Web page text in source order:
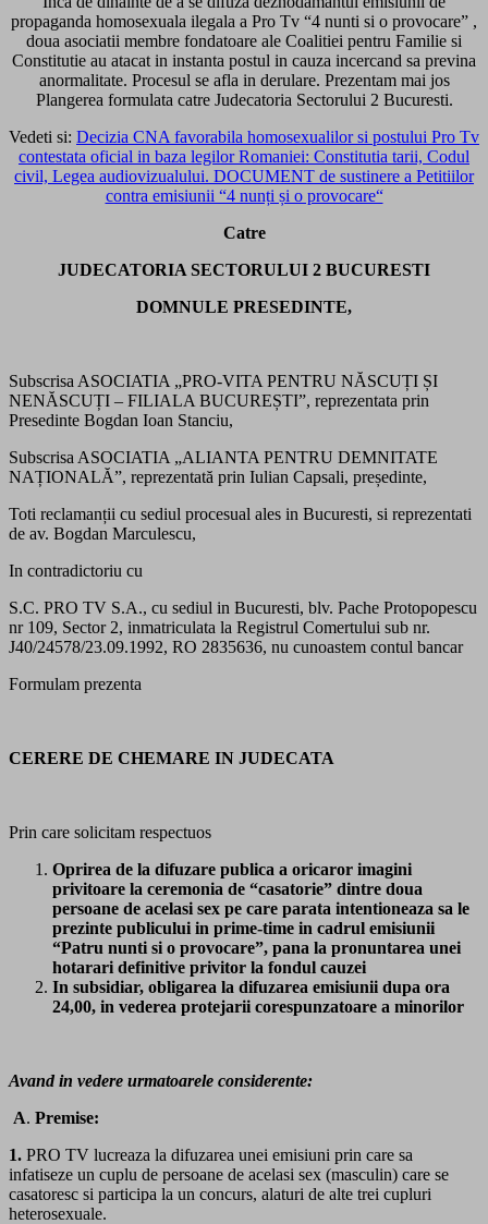
propaganda homosexuala ilegala a Pro Tv “4 nunti si o provocare” ,
doua asociatii membre fondatoare ale Coalitiei pentru Familie si
Constitutie au atacat in instanta postul in cauza incercand sa previna
anormalitate. Procesul se afla in derulare. Prezentam mai jos
Plangerea formulata catre Judecatoria Sectorului 2 Bucuresti.
Vedeti si: Decizia CNA favorabila homosexualilor si postului Pro Tv
contestata oficial in baza legilor Romaniei: Constitutia tarii, Codul
civil, Legea audiovizualului. DOCUMENT de sustinere a Petitiilor
contra emisiunii “4 nunți și o provocare“
Catre
JUDECATORIA SECTORULUI 2 BUCURESTI
DOMNULE PRESEDINTE,
Subscrisa ASOCIATIA „PRO-VITA PENTRU NĂSCUȚI ȘI
NENĂSCUȚI – FILIALA BUCUREȘTI”, reprezentata prin
Presedinte Bogdan Ioan Stanciu,
Subscrisa ASOCIATIA „ALIANTA PENTRU DEMNITATE
NAȚIONALĂ”, reprezentată prin Iulian Capsali, președinte,
Toti reclamanții cu sediul procesual ales in Bucuresti, si reprezentati
de av. Bogdan Marculescu,
In contradictoriu cu
S.C. PRO TV S.A., cu sediul in Bucuresti, blv. Pache Protopopescu
nr 109, Sector 2, inmatriculata la Registrul Comertului sub nr.
J40/24578/23.09.1992, RO 2835636, nu cunoastem contul bancar
Formulam prezenta
CERERE DE CHEMARE IN JUDECATA
Prin care solicitam respectuos
Oprirea de la difuzare publica a oricaror imagini
privitoare la ceremonia de “casatorie” dintre doua
persoane de acelasi sex pe care parata intentioneaza sa le
prezinte publicului in prime-time in cadrul emisiunii
“Patru nunti si o provocare”, pana la pronuntarea unei
hotarari definitive privitor la fondul cauzei
In subsidiar, obligarea la difuzarea emisiunii dupa ora
24,00, in vederea protejarii corespunzatoare a minorilor
Avand in vedere urmatoarele considerente:
A. Premise:
1. PRO TV lucreaza la difuzarea unei emisiuni prin care sa
infatiseze un cuplu de persoane de acelasi sex (masculin) care se
casatoresc si participa la un concurs, alaturi de alte trei cupluri
heterosexuale.